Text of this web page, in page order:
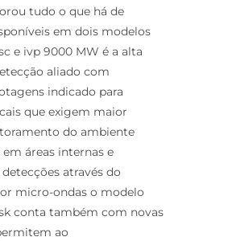
tudo o que há de
em dois modelos
e ivp 9000 MW é a alta
aliado com
indicado para
que exigem maior
do ambiente
áreas internas e
através do
micro-ondas o modelo
conta também com novas
ao